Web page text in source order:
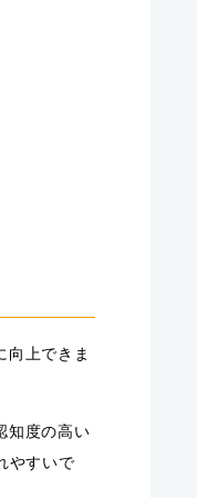
向上できま
知度の高い
やすいで